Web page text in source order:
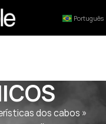
Português
dos cabos »